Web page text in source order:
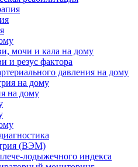
мочи и кала на дому
и резус фактора
давления на дому
на дому
на дому
(ВЭМ)
лодыжечного индекса